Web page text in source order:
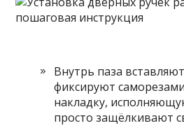
Внутрь паза
фиксируют
накладку,
просто защёлкивают